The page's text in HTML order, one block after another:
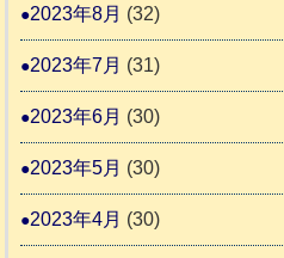
2023年8月 (32)
2023年7月 (31)
2023年6月 (30)
2023年5月 (30)
2023年4月 (30)